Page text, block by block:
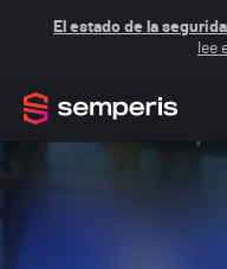
El estado de la
lee